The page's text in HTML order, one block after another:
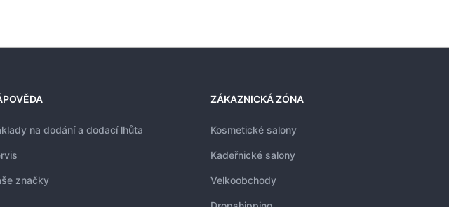
na dodání a dodací lhůta
značky
ZÁKAZNICKÁ ZÓNA
Kosmetické salony
Kadeřnické salony
Velkoobchody